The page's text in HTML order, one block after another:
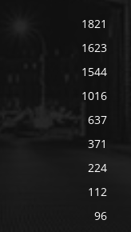
1821
1623
1544
1016
637
371
224
112
96